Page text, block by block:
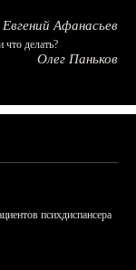
Евгений Афанасьев
делать?
Олег Паньков
психдиспансера